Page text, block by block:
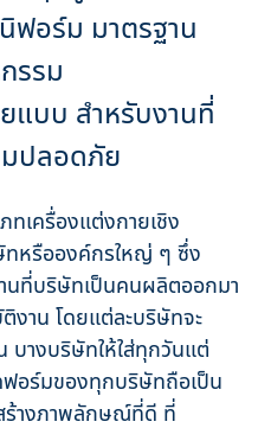
ฟอร์ม มาตรฐาน
รรม
แบบ สำหรับงานที่
ปลอดภัย
เครื่องแต่งกายเชิง
หรือองค์กรใหญ่ ๆ ซึ่ง
นที่บริษัทเป็นคนผลิตออกมา
งาน โดยแต่ละบริษัทจะ
บางบริษัทให้ใส่ทุกวันแต่
ฟอร์มของทุกบริษัทถือเป็น
ร้างภาพลักษณ์ที่ดี ที่